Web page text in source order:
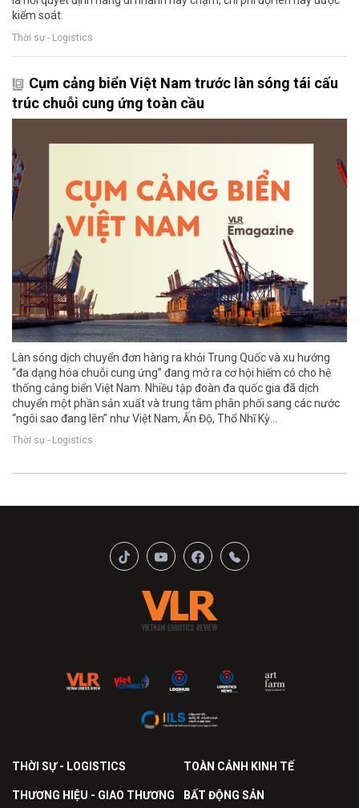
kiểm soát.
Thời sự - Logistics
Cụm cảng biển Việt Nam trước làn sóng tái cấu
trúc chuỗi cung ứng toàn cầu
Làn sóng dịch chuyển đơn hàng ra khỏi Trung Quốc và xu hướng
“đa dạng hóa chuỗi cung ứng” đang mở ra cơ hội hiếm có cho hệ
thống cảng biển Việt Nam. Nhiều tập đoàn đa quốc gia đã dịch
chuyển một phần sản xuất và trung tâm phân phối sang các nước
“ngôi sao đang lên” như Việt Nam, Ấn Độ, Thổ Nhĩ Kỳ…
Thời sự - Logistics
THỜI SỰ - LOGISTICS TOÀN CẢNH KINH TẾ
THƯƠNG HIỆU - GIAO THƯƠNG BẤT ĐỘNG SẢN